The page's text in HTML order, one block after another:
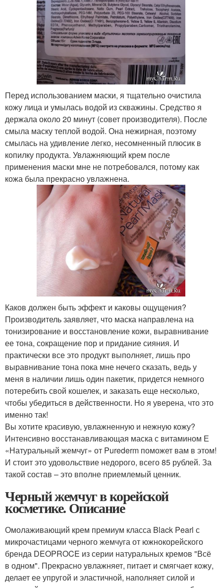
Перед использованием маски, я тщательно очистила
кожу лица и умылась водой из скважины. Средство я
держала около 20 минут (совет производителя). После
смыла маску теплой водой. Она нежирная, поэтому
смылась на удивление легко, несомненный плюсик в
копилку продукта. Увлажняющий крем после
применения маски мне не потребовался, потому как
кожа была прекрасно увлажнена.
Каков должен быть эффект и каковы ощущения?
Производитель заявляет, что маска направлена на
тонизирование и восстановление кожи, выравнивание
ее тона, сокращение пор и придание сияния. И
практически все это продукт выполняет, лишь про
выравнивание тона пока мне нечего сказать, ведь у
меня в наличии лишь один пакетик, придется немного
потеребить свой кошелек, и заказать еще несколько,
чтобы убедиться в действенности. Но я уверена, что это
именно так!
Вы хотите красивую, увлажненную и нежную кожу?
Интенсивно восстанавливающая маска с витамином Е
«Натуральный жемчуг» от Purederm поможет вам в этом!
И стоит это удовольствие недорого, всего 85 рублей. За
такой состав – это вполне приемлемый ценник.
Черный жемчуг в корейской
косметике. Описание
Омолаживающий крем премиум класса Black Pearl с
микрочастицами черного жемчуга от южнокорейского
бренда DEOPROCE из серии натуральных кремов "Всё
в одном". Прекрасно увлажняет, питает и смягчает кожу,
делает ее упругой и эластичной, наполняет силой и